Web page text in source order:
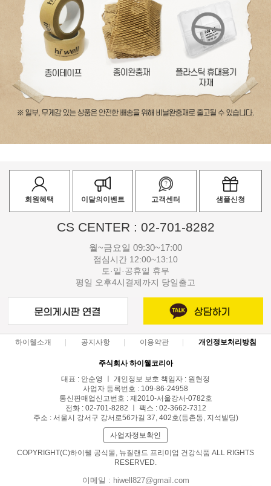
회원혜택 이달의이벤트 고객센터 샘플신청
CS CENTER : 02-701-8282
월~금요일 09:30~17:00
점심시간 12:00~13:10
토·일·공휴일 휴무
평일 오후4시결제까지 당일출고
하이웰소개 공지사항 이용약관 개인정보처리방침
주식회사 하이웰코리아
대표 : 안순영 ㅣ 개인정보 보호 책임자 : 원현정
사업자 등록번호 : 109-86-24958
통신판매업신고번호 : 제2010-서울강서-0782호
전화 : 02-701-8282 ㅣ 팩스 : 02-3662-7312
주소 : 서울시 강서구 강서로56가길 37, 402호(등촌동, 지석빌딩)
사업자정보확인
COPYRIGHT(C)하이웰 공식몰, 뉴질랜드 프리미엄 건강식품 ALL RIGHTS
RESERVED.
이메일 : hiwell827@gmail.com